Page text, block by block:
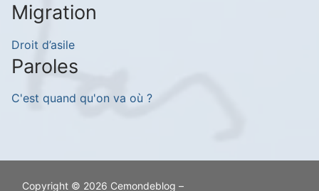
Migration
Droit d’asile
Paroles
C'est quand qu'on va où ?
Copyright © 2026 Cemondeblog –